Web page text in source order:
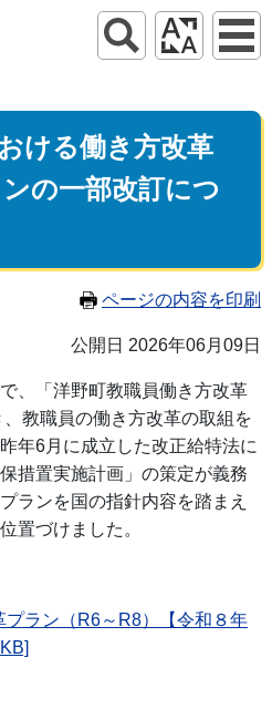
ける働き方改革
の一部改訂につ
ページの内容を印刷
公開日 2026年06月09日
、「洋野町教職員働き方改革
教職員の働き方改革の取組を
年6月に成立した改正給特法に
措置実施計画」の策定が義務
ランを国の指針内容を踏まえ
置づけました。
ラン（R6～R8）【令和８年